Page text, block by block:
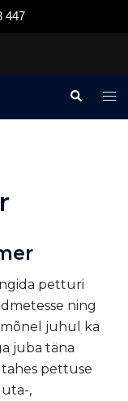
447
Otsi
petturi
ning
mõnel juhul ka
juba täna
pettuse
,